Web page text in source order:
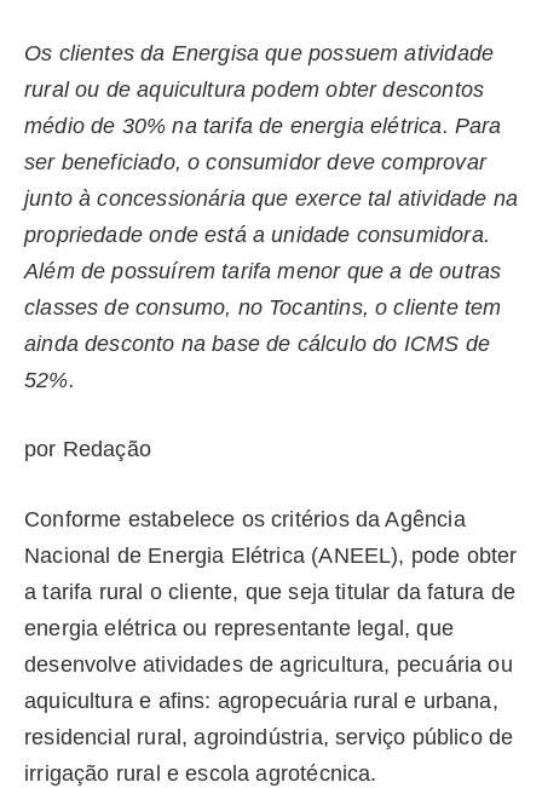
Os clientes da Energisa que possuem atividade
rural ou de aquicultura podem obter descontos
médio de 30% na tarifa de energia elétrica. Para
ser beneficiado, o consumidor deve comprovar
junto à concessionária que exerce tal atividade na
propriedade onde está a unidade consumidora.
Além de possuírem tarifa menor que a de outras
classes de consumo, no Tocantins, o cliente tem
ainda desconto na base de cálculo do ICMS de
52%.
por Redação
Conforme estabelece os critérios da Agência
Nacional de Energia Elétrica (ANEEL), pode obter
a tarifa rural o cliente, que seja titular da fatura de
energia elétrica ou representante legal, que
desenvolve atividades de agricultura, pecuária ou
aquicultura e afins: agropecuária rural e urbana,
residencial rural, agroindústria, serviço público de
irrigação rural e escola agrotécnica.